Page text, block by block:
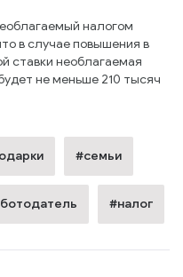
налогом
в случае повышения в
ставки необлагаемая
не меньше 210 тысяч
#семьи
#налог